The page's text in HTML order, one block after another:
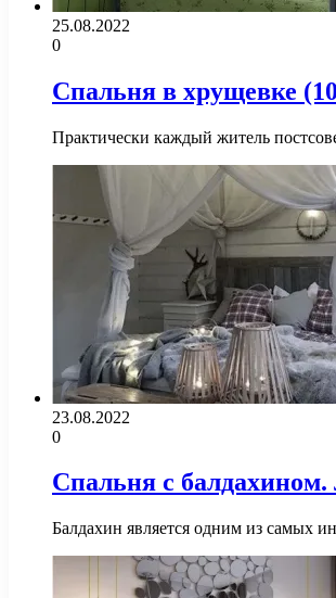
25.08.2022
0
Спальня в хрущевке
Практически каждый житель
23.08.2022
0
Спальня с
Балдахин является одним из самых